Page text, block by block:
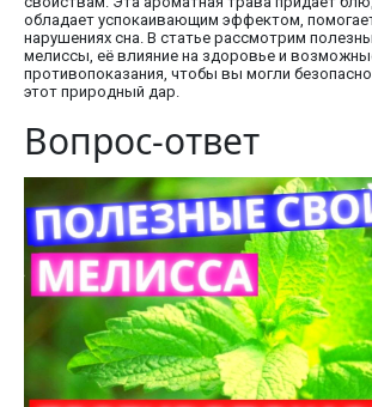
обладает успокаивающим эффектом,
нарушениях сна. В статье рассмотрим
мелиссы, её влияние на здоровье и
противопоказания, чтобы вы могли
этот природный дар.
Вопрос-ответ